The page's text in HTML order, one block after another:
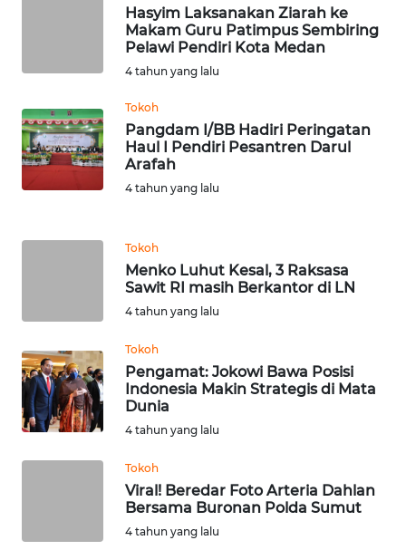
Hasyim Laksanakan Ziarah ke
Makam Guru Patimpus Sembiring
Pelawi Pendiri Kota Medan
4 tahun yang lalu
Tokoh
Pangdam I/BB Hadiri Peringatan
Haul I Pendiri Pesantren Darul
Arafah
4 tahun yang lalu
Tokoh
Menko Luhut Kesal, 3 Raksasa
Sawit RI masih Berkantor di LN
4 tahun yang lalu
Tokoh
Pengamat: Jokowi Bawa Posisi
Indonesia Makin Strategis di Mata
Dunia
4 tahun yang lalu
Tokoh
Viral! Beredar Foto Arteria Dahlan
Bersama Buronan Polda Sumut
4 tahun yang lalu
WN
SULUT
WN
DANAU
TOBA